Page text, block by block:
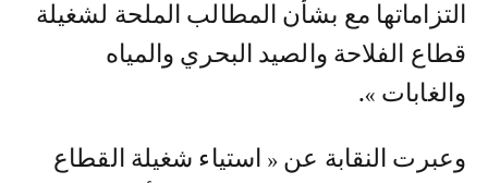
التزاماتها مع بشأن المطالب الملحة لشغيلة
قطاع الفلاحة والصيد البحري والمياه
والغابات ».
وعبرت النقابة عن « استياء شغيلة القطاع